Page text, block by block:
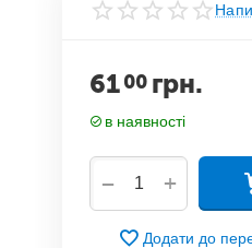
6100 грн.
в наявності
+
−
Додати до